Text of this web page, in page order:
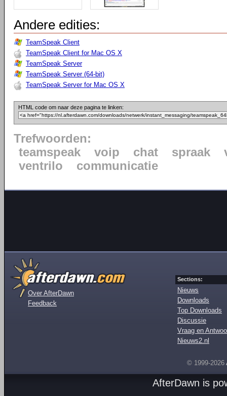
Andere edities:
TeamSpeak Client
TeamSpeak Client for Mac OS X
TeamSpeak Server
TeamSpeak Server (64-bit)
TeamSpeak Server for Mac OS X
HTML code om naar deze pagina te linken:
Trefwoorden:
teamspeak
voip chat spraak
ventrilo
communicatie
Over AfterDawn
Feedback
Sections:
Nieuws
Downloads
Top Downloads
Discussie
Vraag en
Nieuws2.nl
© 1999-2026
AfterDawn is